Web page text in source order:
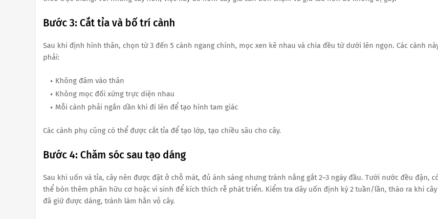
Bước 3: Cắt tỉa và bố trí cành
Sau khi định hình thân, chọn từ 3 đến 5 cành ngang chính, mọc xen kẽ nhau và chia đều từ dưới lên ngọn. Các cành
phải:
Không đâm vào thân
Không mọc đối xứng trực diện nhau
Mỗi cành phải ngắn dần khi đi lên để tạo hình tam giác
Các cành phụ cũng có thể được cắt tỉa để tạo lớp, tạo chiều sâu cho cây.
Bước 4: Chăm sóc sau tạo dáng
Sau khi uốn và tỉa, cây nên được đặt ở chỗ mát, đủ ánh sáng nhưng tránh nắng gắt 2–3 ngày đầu. Tưới nước đều đặn,
thể bón thêm phân hữu cơ hoặc vi sinh để kích thích rễ phát triển. Kiểm tra dây uốn định kỳ 2 tuần/lần, tháo ra khi cây
đã giữ được dáng, tránh làm hằn vỏ cây.